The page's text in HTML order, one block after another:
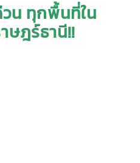
น ทุกพื้นที่ใน
ษฎร์ธานี!!